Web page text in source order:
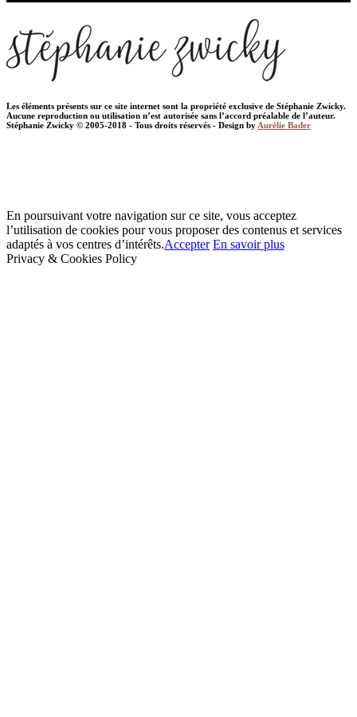
Les éléments présents sur ce site internet sont la propriété exclusive de Stéphanie Zwicky.
Aucune reproduction ou utilisation n’est autorisée sans l’accord préalable de l’auteur.
Stéphanie Zwicky © 2005-2018 - Tous droits réservés - Design by Aurélie Bader
En poursuivant votre navigation sur ce site, vous acceptez
l’utilisation de cookies pour vous proposer des contenus et services
adaptés à vos centres d’intérêts.Accepter En savoir plus
Privacy & Cookies Policy